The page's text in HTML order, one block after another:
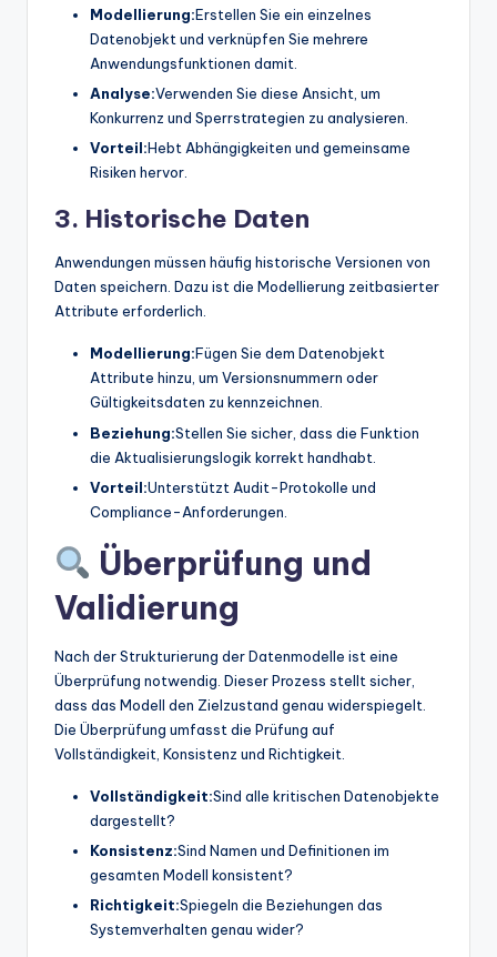
Modellierung:Erstellen Sie ein einzelnes
Datenobjekt und verknüpfen Sie mehrere
Anwendungsfunktionen damit.
Analyse:Verwenden Sie diese Ansicht, um
Konkurrenz und Sperrstrategien zu analysieren.
Vorteil:Hebt Abhängigkeiten und gemeinsame
Risiken hervor.
3. Historische Daten
Anwendungen müssen häufig historische Versionen von
Daten speichern. Dazu ist die Modellierung zeitbasierter
Attribute erforderlich.
Modellierung:Fügen Sie dem Datenobjekt
Attribute hinzu, um Versionsnummern oder
Gültigkeitsdaten zu kennzeichnen.
Beziehung:Stellen Sie sicher, dass die Funktion
die Aktualisierungslogik korrekt handhabt.
Vorteil:Unterstützt Audit-Protokolle und
Compliance-Anforderungen.
Überprüfung und
Validierung
Nach der Strukturierung der Datenmodelle ist eine
Überprüfung notwendig. Dieser Prozess stellt sicher,
dass das Modell den Zielzustand genau widerspiegelt.
Die Überprüfung umfasst die Prüfung auf
Vollständigkeit, Konsistenz und Richtigkeit.
Vollständigkeit:Sind alle kritischen Datenobjekte
dargestellt?
Konsistenz:Sind Namen und Definitionen im
gesamten Modell konsistent?
Richtigkeit:Spiegeln die Beziehungen das
Systemverhalten genau wider?